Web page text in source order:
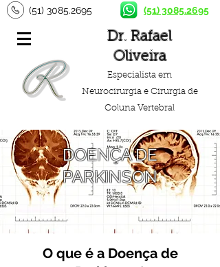
Dr. Rafael
Oliveira
Especialista em
Neurocirurgia e Cirurgia de
Coluna Vertebral
(51) 3085.2695 (51) 3085.2695
DOENÇA DE
PARKINSON
O que é a Doença de